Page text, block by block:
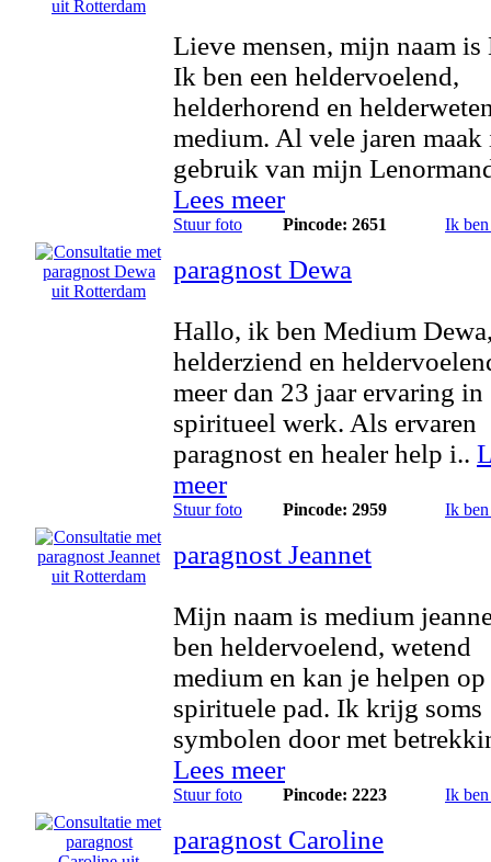
Lieve mensen, mijn naam is
Ik ben een heldervoelend,
helderhorend en
medium. Al vele jaren maak
gebruik van mijn
Lees meer
Stuur foto Pincode: 2651 Ik
paragnost Dewa
Hallo, ik ben Medium
helderziend en
meer dan 23 jaar ervaring in
spiritueel werk. Als ervaren
paragnost en healer help i..
meer
Stuur foto Pincode: 2959 Ik
paragnost Jeannet
Mijn naam is medium
ben heldervoelend, wetend
medium en kan je helpen
spirituele pad. Ik krijg soms
symbolen door met
Lees meer
Stuur foto Pincode: 2223 Ik
paragnost Caroline